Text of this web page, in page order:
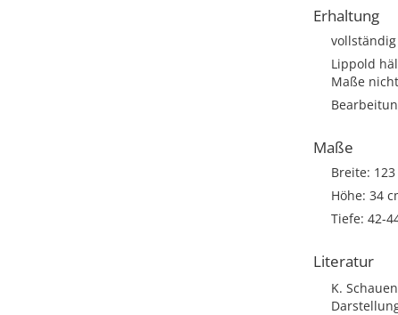
Erhaltung
vollständig
Lippold
Maße
Maße
Breite: 123
Höhe: 34
Tiefe: 42-
Literatur
K.